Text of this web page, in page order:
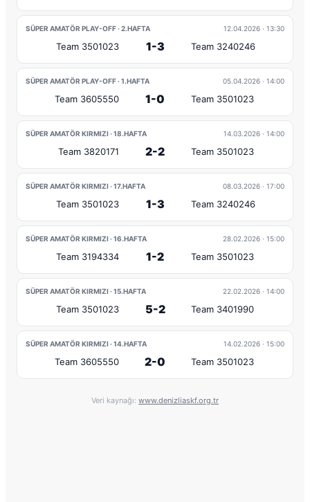
SÜPER AMATÖR PLAY-OFF · 2.HAFTA 12.04.2026 · 13:30
Team 3501023 1-3 Team 3240246
SÜPER AMATÖR PLAY-OFF · 1.HAFTA 05.04.2026 · 14:00
Team 3605550 1-0 Team 3501023
SÜPER AMATÖR KIRMIZI · 18.HAFTA 14.03.2026 · 14:00
Team 3820171 2-2 Team 3501023
SÜPER AMATÖR KIRMIZI · 17.HAFTA 08.03.2026 · 17:00
Team 3501023 1-3 Team 3240246
SÜPER AMATÖR KIRMIZI · 16.HAFTA 28.02.2026 · 15:00
Team 3194334 1-2 Team 3501023
SÜPER AMATÖR KIRMIZI · 15.HAFTA 22.02.2026 · 14:00
Team 3501023 5-2 Team 3401990
SÜPER AMATÖR KIRMIZI · 14.HAFTA 14.02.2026 · 15:00
Team 3605550 2-0 Team 3501023
Veri kaynağı: www.denizliaskf.org.tr